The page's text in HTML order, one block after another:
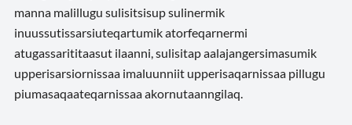
manna malillugu sulisitsisup sulinermik
inuussutissarsiuteqartumik atorfeqarnermi
atugassarititaasut ilaanni, sulisitap aalajangersimasumik
upperisarsiornissaa imaluunniit upperisaqarnissaa pillugu
piumasaqaateqarnissaa akornutaanngilaq.